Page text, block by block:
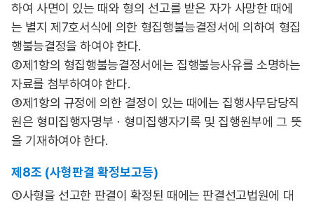
하여 사면이 있는 때와 형의 선고를 받은 자가 사망한 때에
는 별지 제7호서식에 의한 형집행불능결정서에 의하여 형집
행불능결정을 하여야 한다.
②제1항의 형집행불능결정서에는 집행불능사유를 소명하는
자료를 첨부하여야 한다.
③제1항의 규정에 의한 결정이 있는 때에는 집행사무담당직
원은 형미집행자명부ㆍ형미집행자기록 및 집행원부에 그 뜻
을 기재하여야 한다.
제8조 (사형판결 확정보고등)
①사형을 선고한 판결이 확정된 때에는 판결선고법원에 대